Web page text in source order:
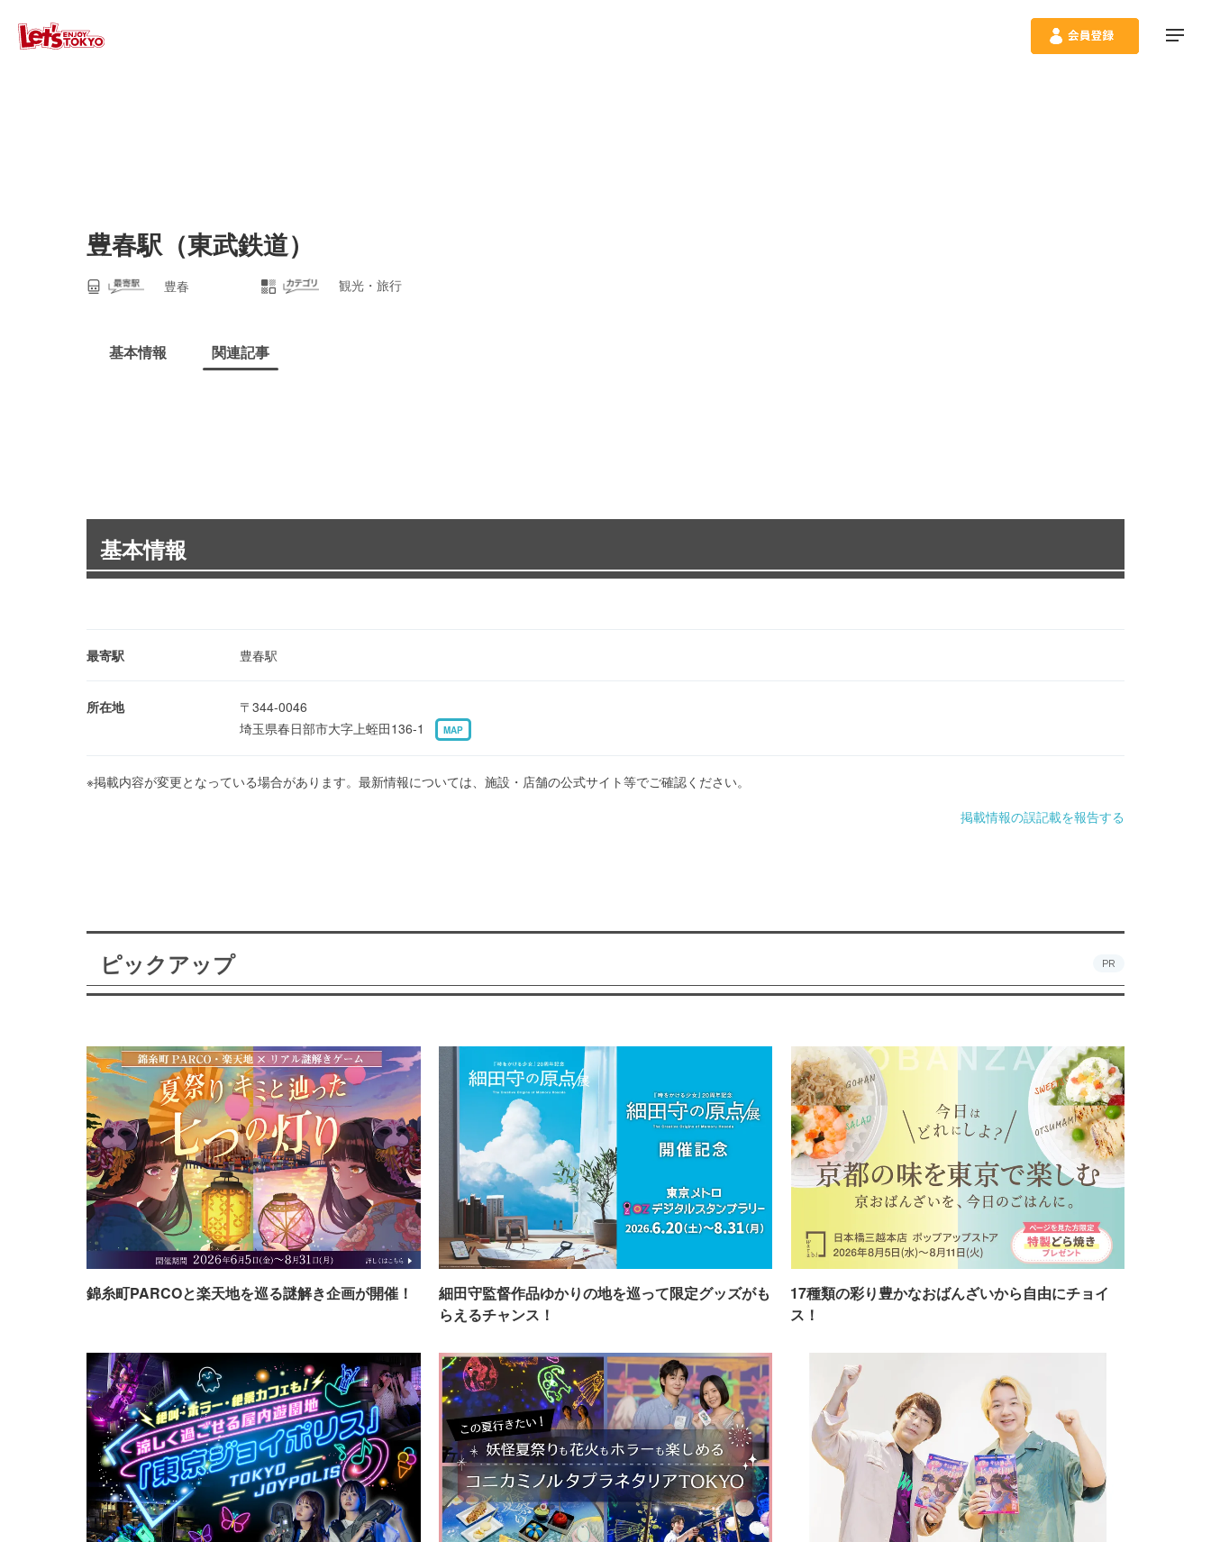
豊春駅（東武鉄道）
豊春 観光・旅行
基本情報 関連記事
基本情報
最寄駅 豊春駅
所在地
〒344-0046
埼玉県春日部市大字上蛭田136-1
MAP
※掲載内容が変更となっている場合があります。最新情報については、施設・店舗の公式サイト等でご確認ください。
掲載情報の誤記載を報告する
ピックアップ PR
錦糸町PARCOと楽天地を巡る謎解き企画が開催！
細田守監督作品ゆかりの地を巡って限定グッズがも
らえるチャンス！
17種類の彩り豊かなおばんざいから自由にチョイ
ス！